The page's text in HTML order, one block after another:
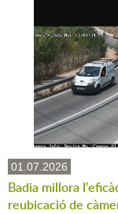
01.07.2026
Badia millora
reubicació de